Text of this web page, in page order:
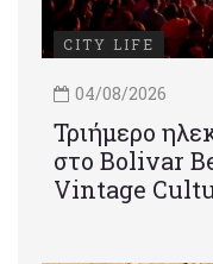
CITY LIFE
04/08/2026
Τριήμερο
στο Bolivar
Vintage